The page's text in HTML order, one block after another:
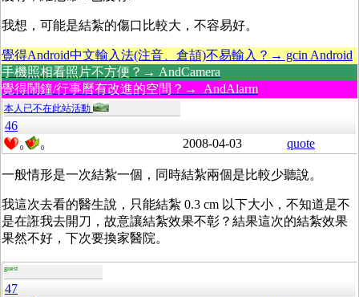
我想，可能是結紮的傷口比較大，不容易好。
覺得Android中文輸入法(注音、倉頡)不易輸入？→ gcin Android
手機照相看照片不方便？→ AndCamera
覺得鬧鐘/行事曆有改進的空間？→ AndAlarm
本人已不在此站活動
46
0 0 2008-04-03 quote
一般情形是一次結紮一個，同時結紮兩個是比較少聽說。
我這次去看的醫生說，只能結紮 0.3 cm 以下大小，不知道是不
是在誑我去開刀，故意讓結紮效果不彰？結果這次的結紮效果
果然不好，下次要換家醫院。
guest
47